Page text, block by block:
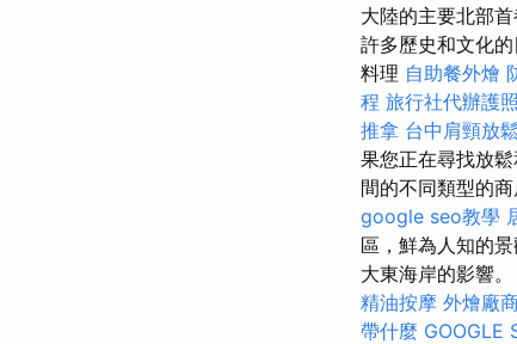
大陸的主要北部
許多歷史和文化
料理 自助餐外燴
程 旅行社代辦護照
推拿 台中肩頸放鬆
果您正在尋找放
間的不同類型的商
google seo教學
區，鮮為人知的
大東海岸的影響
精油按摩 外燴廠
帶什麼 GOOGLE